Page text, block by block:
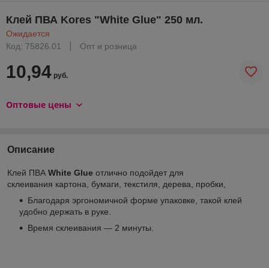
Клей ПВА Kores "White Glue" 250 мл.
Ожидается
Код: 75826.01
Опт и розница
10,94 руб.
Оптовые цены
Описание
Клей ПВА White Glue отлично подойдет для
склеивания картона, бумаги, текстиля, дерева, пробки,
Благодаря эргономичной форме упаковке, такой клей
удобно держать в руке.
Время склеивания — 2 минуты.